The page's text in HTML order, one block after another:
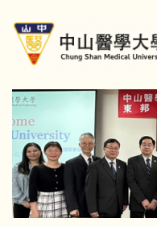
到
內
容
區